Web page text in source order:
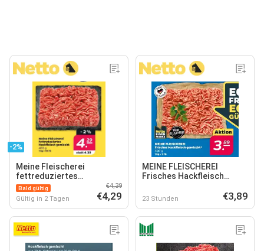
-2%
Meine Fleischerei
fettreduziertes
Hackfleisch gemischt
Bald gültig
Gültig in 2 Tagen
€4,39
€4,29
MEINE FLEISCHEREI
Frisches Hackfleisch
23 Stunden €3,89